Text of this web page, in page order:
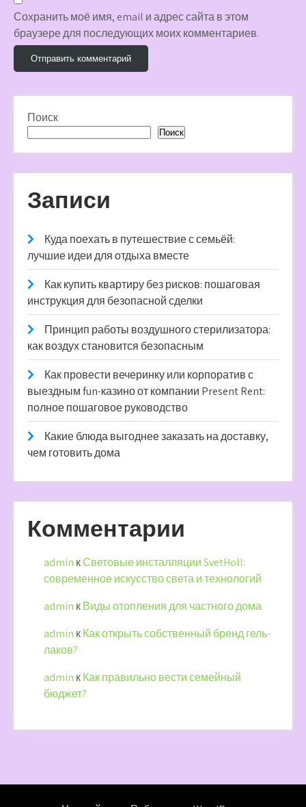
Сохранить моё имя, email и адрес сайта в этом
браузере для последующих моих комментариев.
Поиск
Поиск
Записи
Куда поехать в путешествие с семьёй:
лучшие идеи для отдыха вместе
Как купить квартиру без рисков: пошаговая
инструкция для безопасной сделки
Принцип работы воздушного стерилизатора:
как воздух становится безопасным
Как провести вечеринку или корпоратив с
выездным fun-казино от компании Present Rent:
полное пошаговое руководство
Какие блюда выгоднее заказать на доставку,
чем готовить дома
Комментарии
admin кСветовые инсталляции SvetHoll:
современное искусство света и технологий
admin кВиды отопления для частного дома
admin кКак открыть собственный бренд гель-
лаков?
admin кКак правильно вести семейный
бюджет?